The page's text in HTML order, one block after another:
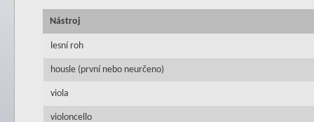
Nástroj
lesní roh
housle (první nebo neurčeno)
viola
violoncello